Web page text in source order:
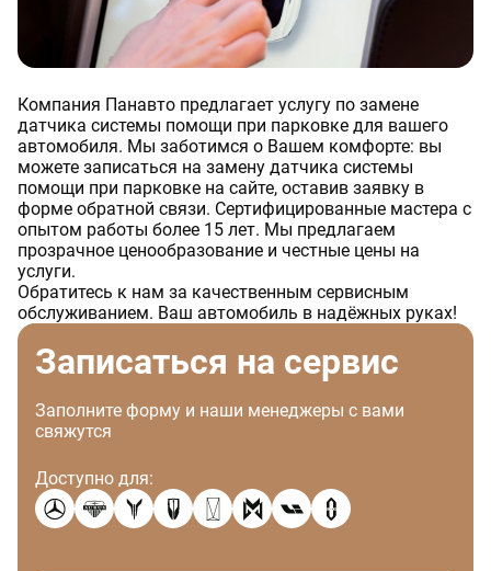
Компания Панавто предлагает услугу по замене
датчика системы помощи при парковке для вашего
автомобиля. Мы заботимся о Вашем комфорте: вы
можете записаться на замену датчика системы
помощи при парковке на сайте, оставив заявку в
форме обратной связи. Сертифицированные мастера с
опытом работы более 15 лет. Мы предлагаем
прозрачное ценообразование и честные цены на
услуги.
Обратитесь к нам за качественным сервисным
обслуживанием. Ваш автомобиль в надёжных руках!
Записаться на сервис
Заполните форму и наши менеджеры с вами
свяжутся
Доступно для: